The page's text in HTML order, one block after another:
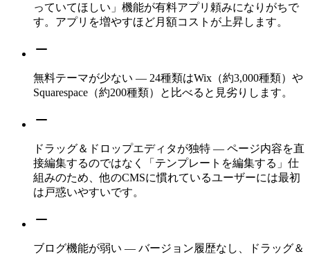
っていてほしい」機能が有料アプリ頼みになりがちで
す。アプリを増やすほど月額コストが上昇します。
無料テーマが少ない — 24種類はWix（約3,000種類）や
Squarespace（約200種類）と比べると見劣りします。
ドラッグ＆ドロップエディタが独特 — ページ内容を直
接編集するのではなく「テンプレートを編集する」仕
組みのため、他のCMSに慣れているユーザーには最初
は戸惑いやすいです。
ブログ機能が弱い — バージョン履歴なし、ドラッグ＆